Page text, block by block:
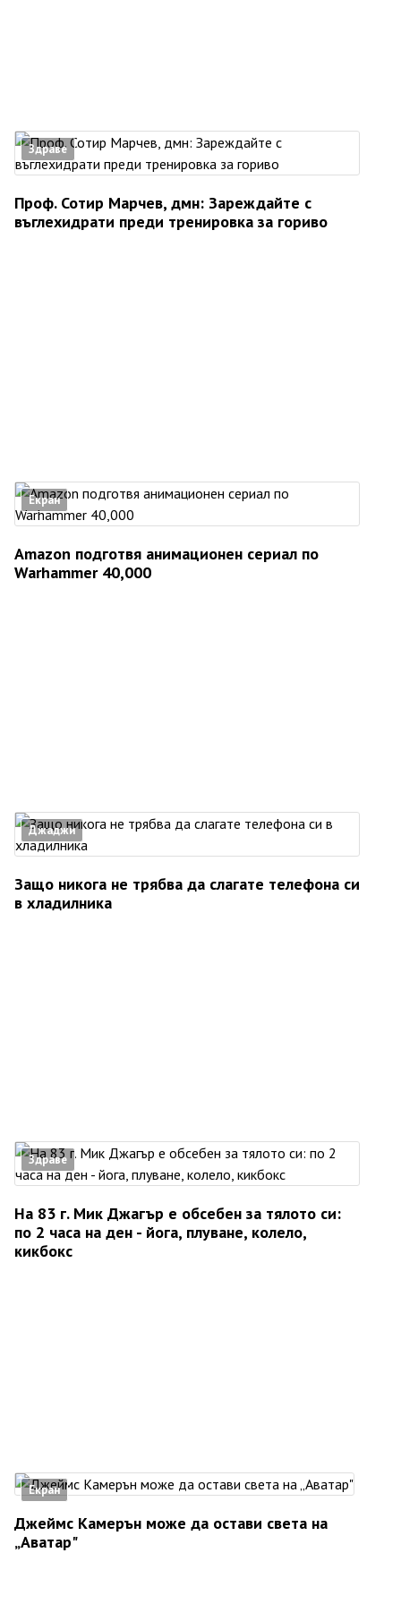
Здраве
Проф. Сотир Марчев, дмн: Зареждайте с
въглехидрати преди тренировка за гориво
Екран
Amazon подготвя анимационен сериал по
Warhammer 40,000
Джаджи
Защо никога не трябва да слагате телефона си
в хладилника
Здраве
На 83 г. Мик Джагър е обсебен за тялото си:
по 2 часа на ден - йога, плуване, колело,
кикбокс
Екран
Джеймс Камерън може да остави света на
„Аватар"